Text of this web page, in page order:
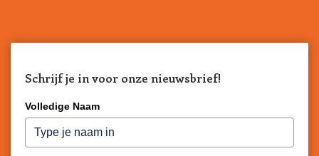
Schrijf je in voor onze nieuwsbrief!
Volledige Naam